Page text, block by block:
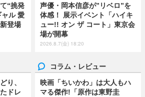
“挑発
ル 愛
登場
声優・岡本信彦が”リベロ”を
体感！ 展示イベント「ハイキ
ュー!! オン ザ コート」東京会
場が開幕
2026.8.7(金) 18:20
り、
ドレ
コラム・レビュー
映画「ちいかわ」は大人もハ
マる傑作!「原作は東野圭